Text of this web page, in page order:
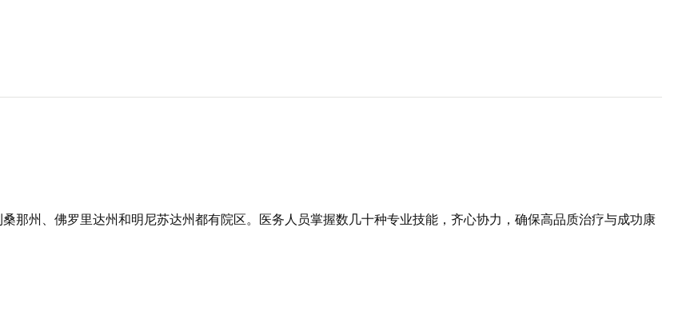
那州、佛罗里达州和明尼苏达州都有院区。医务人员掌握数几十种专业技能，齐心协力，确保高品质治疗与成功康